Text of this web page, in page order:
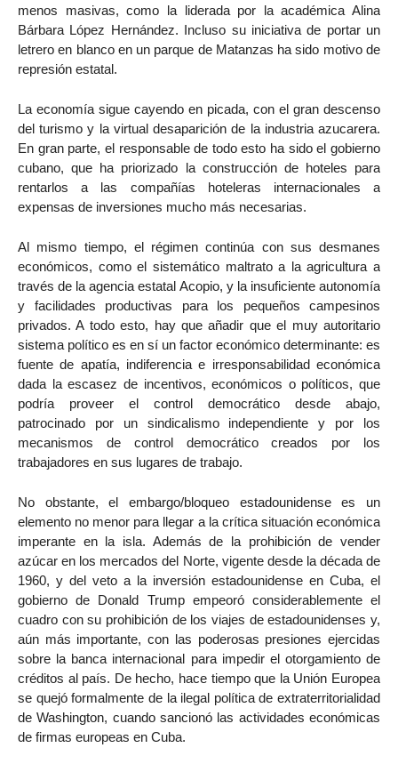
menos masivas, como la liderada por la académica Alina
Bárbara López Hernández. Incluso su iniciativa de portar un
letrero en blanco en un parque de Matanzas ha sido motivo de
represión estatal.
La economía sigue cayendo en picada, con el gran descenso
del turismo y la virtual desaparición de la industria azucarera.
En gran parte, el responsable de todo esto ha sido el gobierno
cubano, que ha priorizado la construcción de hoteles para
rentarlos a las compañías hoteleras internacionales a
expensas de inversiones mucho más necesarias.
Al mismo tiempo, el régimen continúa con sus desmanes
económicos, como el sistemático maltrato a la agricultura a
través de la agencia estatal Acopio, y la insuficiente autonomía
y facilidades productivas para los pequeños campesinos
privados. A todo esto, hay que añadir que el muy autoritario
sistema político es en sí un factor económico determinante: es
fuente de apatía, indiferencia e irresponsabilidad económica
dada la escasez de incentivos, económicos o políticos, que
podría proveer el control democrático desde abajo,
patrocinado por un sindicalismo independiente y por los
mecanismos de control democrático creados por los
trabajadores en sus lugares de trabajo.
No obstante, el embargo/bloqueo estadounidense es un
elemento no menor para llegar a la crítica situación económica
imperante en la isla. Además de la prohibición de vender
azúcar en los mercados del Norte, vigente desde la década de
1960, y del veto a la inversión estadounidense en Cuba, el
gobierno de Donald Trump empeoró considerablemente el
cuadro con su prohibición de los viajes de estadounidenses y,
aún más importante, con las poderosas presiones ejercidas
sobre la banca internacional para impedir el otorgamiento de
créditos al país. De hecho, hace tiempo que la Unión Europea
se quejó formalmente de la ilegal política de extraterritorialidad
de Washington, cuando sancionó las actividades económicas
de firmas europeas en Cuba.